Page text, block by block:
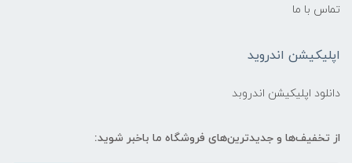
تماس با ما
اپلیکیشن اندروید
دانلود اپلیکیشن اندروبد
از تخفیف‌ها و جدیدترین‌های فروشگاه ما باخبر شوید: